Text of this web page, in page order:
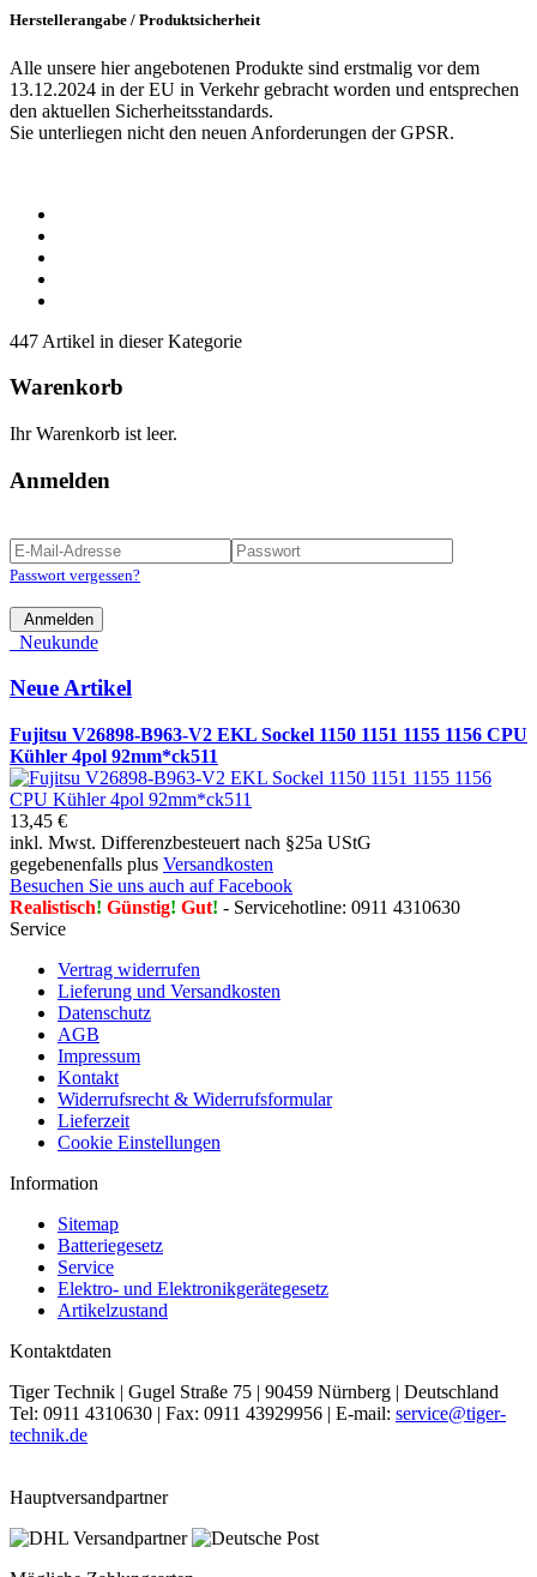
Herstellerangabe / Produktsicherheit
Alle unsere hier angebotenen Produkte sind erstmalig vor dem
13.12.2024 in der EU in Verkehr gebracht worden und entsprechen
den aktuellen Sicherheitsstandards.
Sie unterliegen nicht den neuen Anforderungen der GPSR.
447 Artikel in dieser Kategorie
Warenkorb
Ihr Warenkorb ist leer.
Anmelden
Passwort vergessen?
Anmelden
Neukunde
Neue Artikel
Fujitsu V26898-B963-V2 EKL Sockel 1150 1151 1155 1156 CPU
Kühler 4pol 92mm*ck511
13,45 €
inkl. Mwst. Differenzbesteuert nach §25a UStG
gegebenenfalls plus Versandkosten
Besuchen Sie uns auch auf Facebook
Realistisch! Günstig! Gut! - Servicehotline: 0911 4310630
Service
Vertrag widerrufen
Lieferung und Versandkosten
Datenschutz
AGB
Impressum
Kontakt
Widerrufsrecht & Widerrufsformular
Lieferzeit
Cookie Einstellungen
Information
Sitemap
Batteriegesetz
Service
Elektro- und Elektronikgerätegesetz
Artikelzustand
Kontaktdaten
Tiger Technik | Gugel Straße 75 | 90459 Nürnberg | Deutschland
Tel: 0911 4310630 | Fax: 0911 43929956 | E-mail: service@tiger-
technik.de
Hauptversandpartner